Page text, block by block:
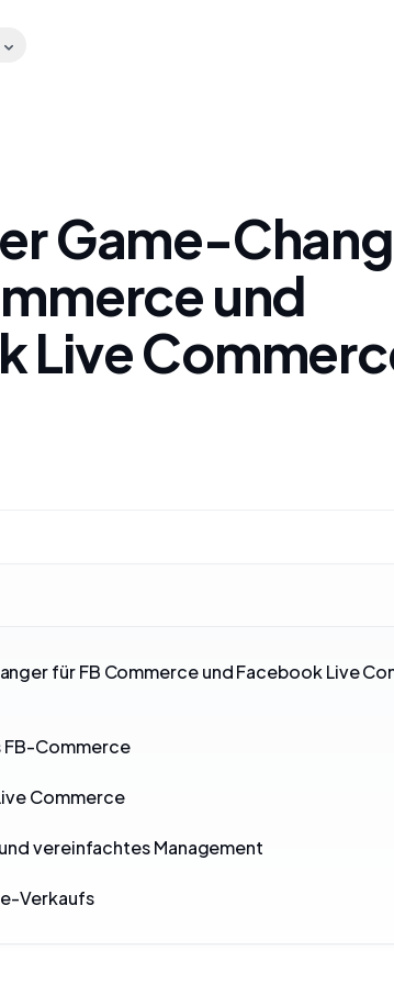
Game-
und
Live
für FB Commerce und Facebook Live
FB-Commerce
Commerce
vereinfachtes Management
Verkaufs